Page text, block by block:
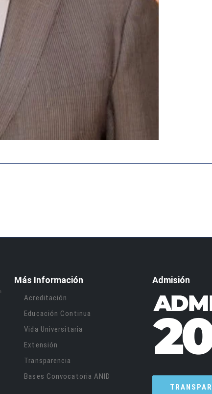
Más Información
Acreditación
Educación Continua
Vida Universitaria
Extensión
Transparencia
Bases Convocatoria ANID
Admisión